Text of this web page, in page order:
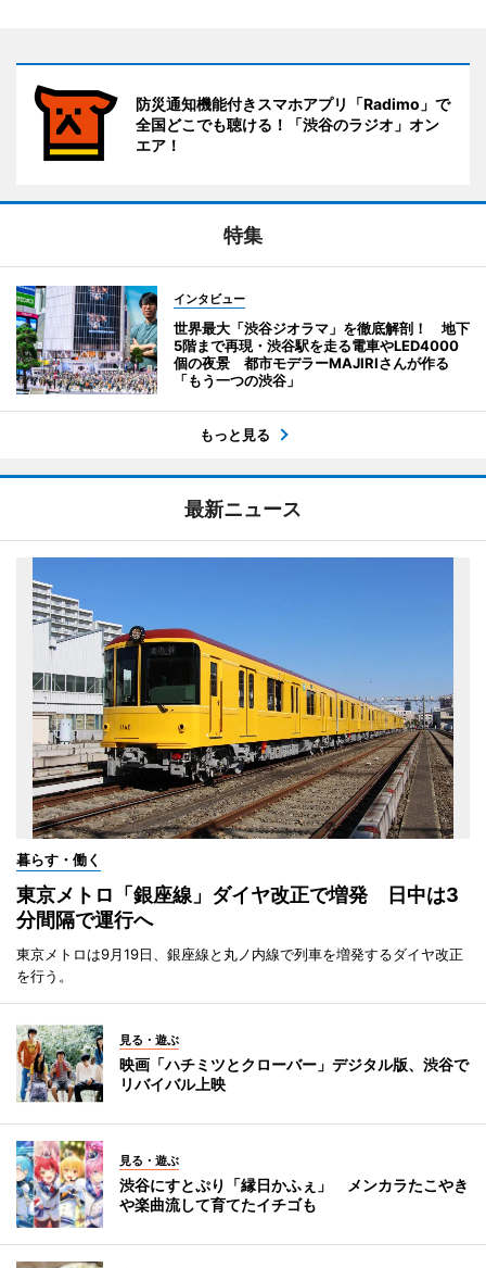
防災通知機能付きスマホアプリ「Radimo」で
全国どこでも聴ける！「渋谷のラジオ」オン
エア！
特集
インタビュー
世界最大「渋谷ジオラマ」を徹底解剖！ 地下
5階まで再現・渋谷駅を走る電車やLED4000
個の夜景 都市モデラーMAJIRIさんが作る
「もう一つの渋谷」
もっと見る
最新ニュース
暮らす・働く
東京メトロ「銀座線」ダイヤ改正で増発 日中は3
分間隔で運行へ
東京メトロは9月19日、銀座線と丸ノ内線で列車を増発するダイヤ改正
を行う。
見る・遊ぶ
映画「ハチミツとクローバー」デジタル版、渋谷で
リバイバル上映
見る・遊ぶ
渋谷にすとぷり「縁日かふぇ」 メンカラたこやき
や楽曲流して育てたイチゴも